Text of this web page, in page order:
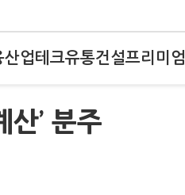
산업테크유통건설프리미엄
’ 분주